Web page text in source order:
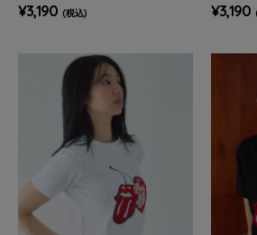
¥3,190 (税込) ¥3,190